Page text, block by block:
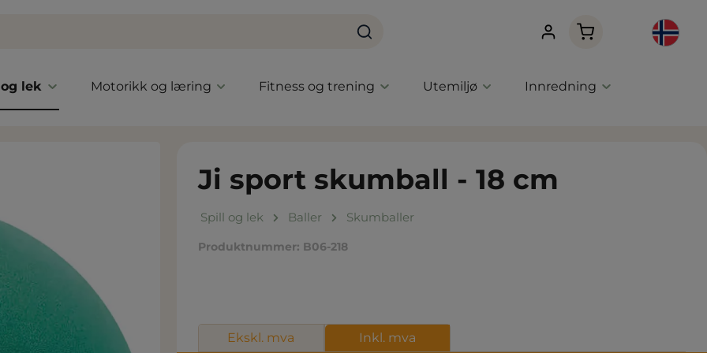
Handlekurven
lek Motorikk og læring Fitness og trening Utemiljø Innredning
Ji sport skumball - 18 cm
Spill og lek Baller Skumballer
Produktnummer: B06-218
Ekskl. mva Inkl. mva